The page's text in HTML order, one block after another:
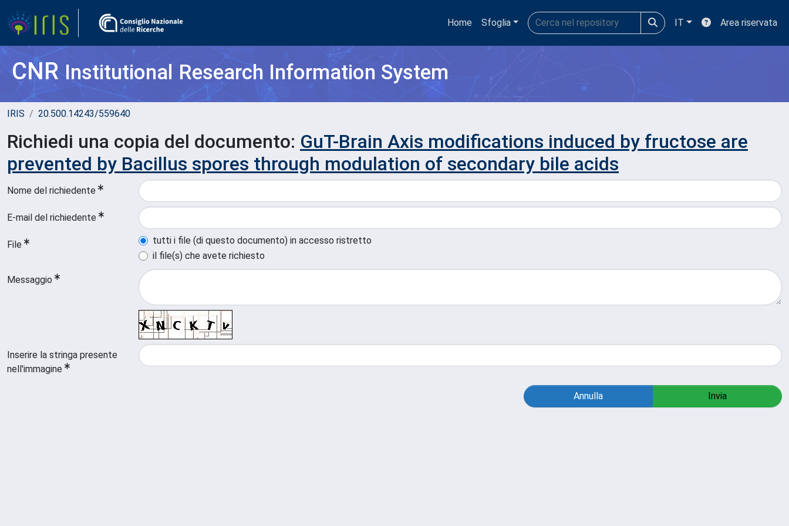
Home Sfoglia IT Area riservata
CNRInstitutional Research Information System
IRIS 20.500.14243/559640
Richiedi una copia del documento: GuT-Brain Axis modifications induced by fructose are
prevented by Bacillus spores through modulation of secondary bile acids
Nome del richiedente
E-mail del richiedente
File
tutti i file (di questo documento) in accesso ristretto
il file(s) che avete richiesto
Messaggio
Inserire la stringa presente
nell'immagine
Annulla Invia